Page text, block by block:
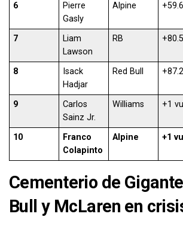
6
Pierre
Gasly
Alpine
7
Liam
Lawson
RB
8
Isack
Hadjar
Red Bull
9
Carlos
Sainz Jr.
Williams +1
10
Franco
Colapinto
Alpine +1
Cementerio de
Bull y McLaren en